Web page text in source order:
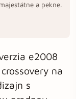
a pekne.
e2008
na
s